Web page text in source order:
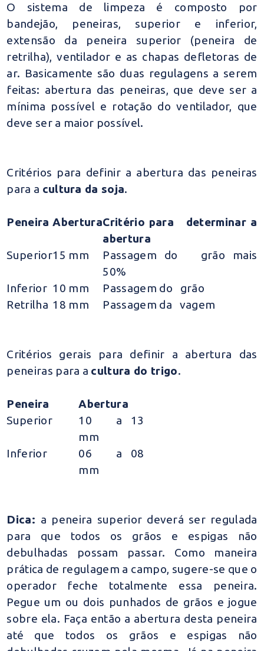
O sistema de limpeza é composto por
bandejão, peneiras, superior e inferior,
extensão da peneira superior (peneira de
retrilha), ventilador e as chapas defletoras de
ar. Basicamente são duas regulagens a serem
feitas: abertura das peneiras, que deve ser a
mínima possível e rotação do ventilador, que
deve ser a maior possível.
Critérios para definir a abertura das peneiras
para a cultura da soja.
Peneira AberturaCritério para determinar a
abertura
Superior15 mm
Passagem do grão mais
50%
Inferior 10 mm
Passagem do grão
Retrilha 18 mm Passagem da vagem
Critérios gerais para definir a abertura das
peneiras para a cultura do trigo.
Peneira
Abertura
Superior
10 a 13
mm
Inferior
06 a 08
mm
Dica: a peneira superior deverá ser regulada
para que todos os grãos e espigas não
debulhadas possam passar. Como maneira
prática de regulagem a campo, sugere-se que o
operador feche totalmente essa peneira.
Pegue um ou dois punhados de grãos e jogue
sobre ela. Faça então a abertura desta peneira
até que todos os grãos e espigas não